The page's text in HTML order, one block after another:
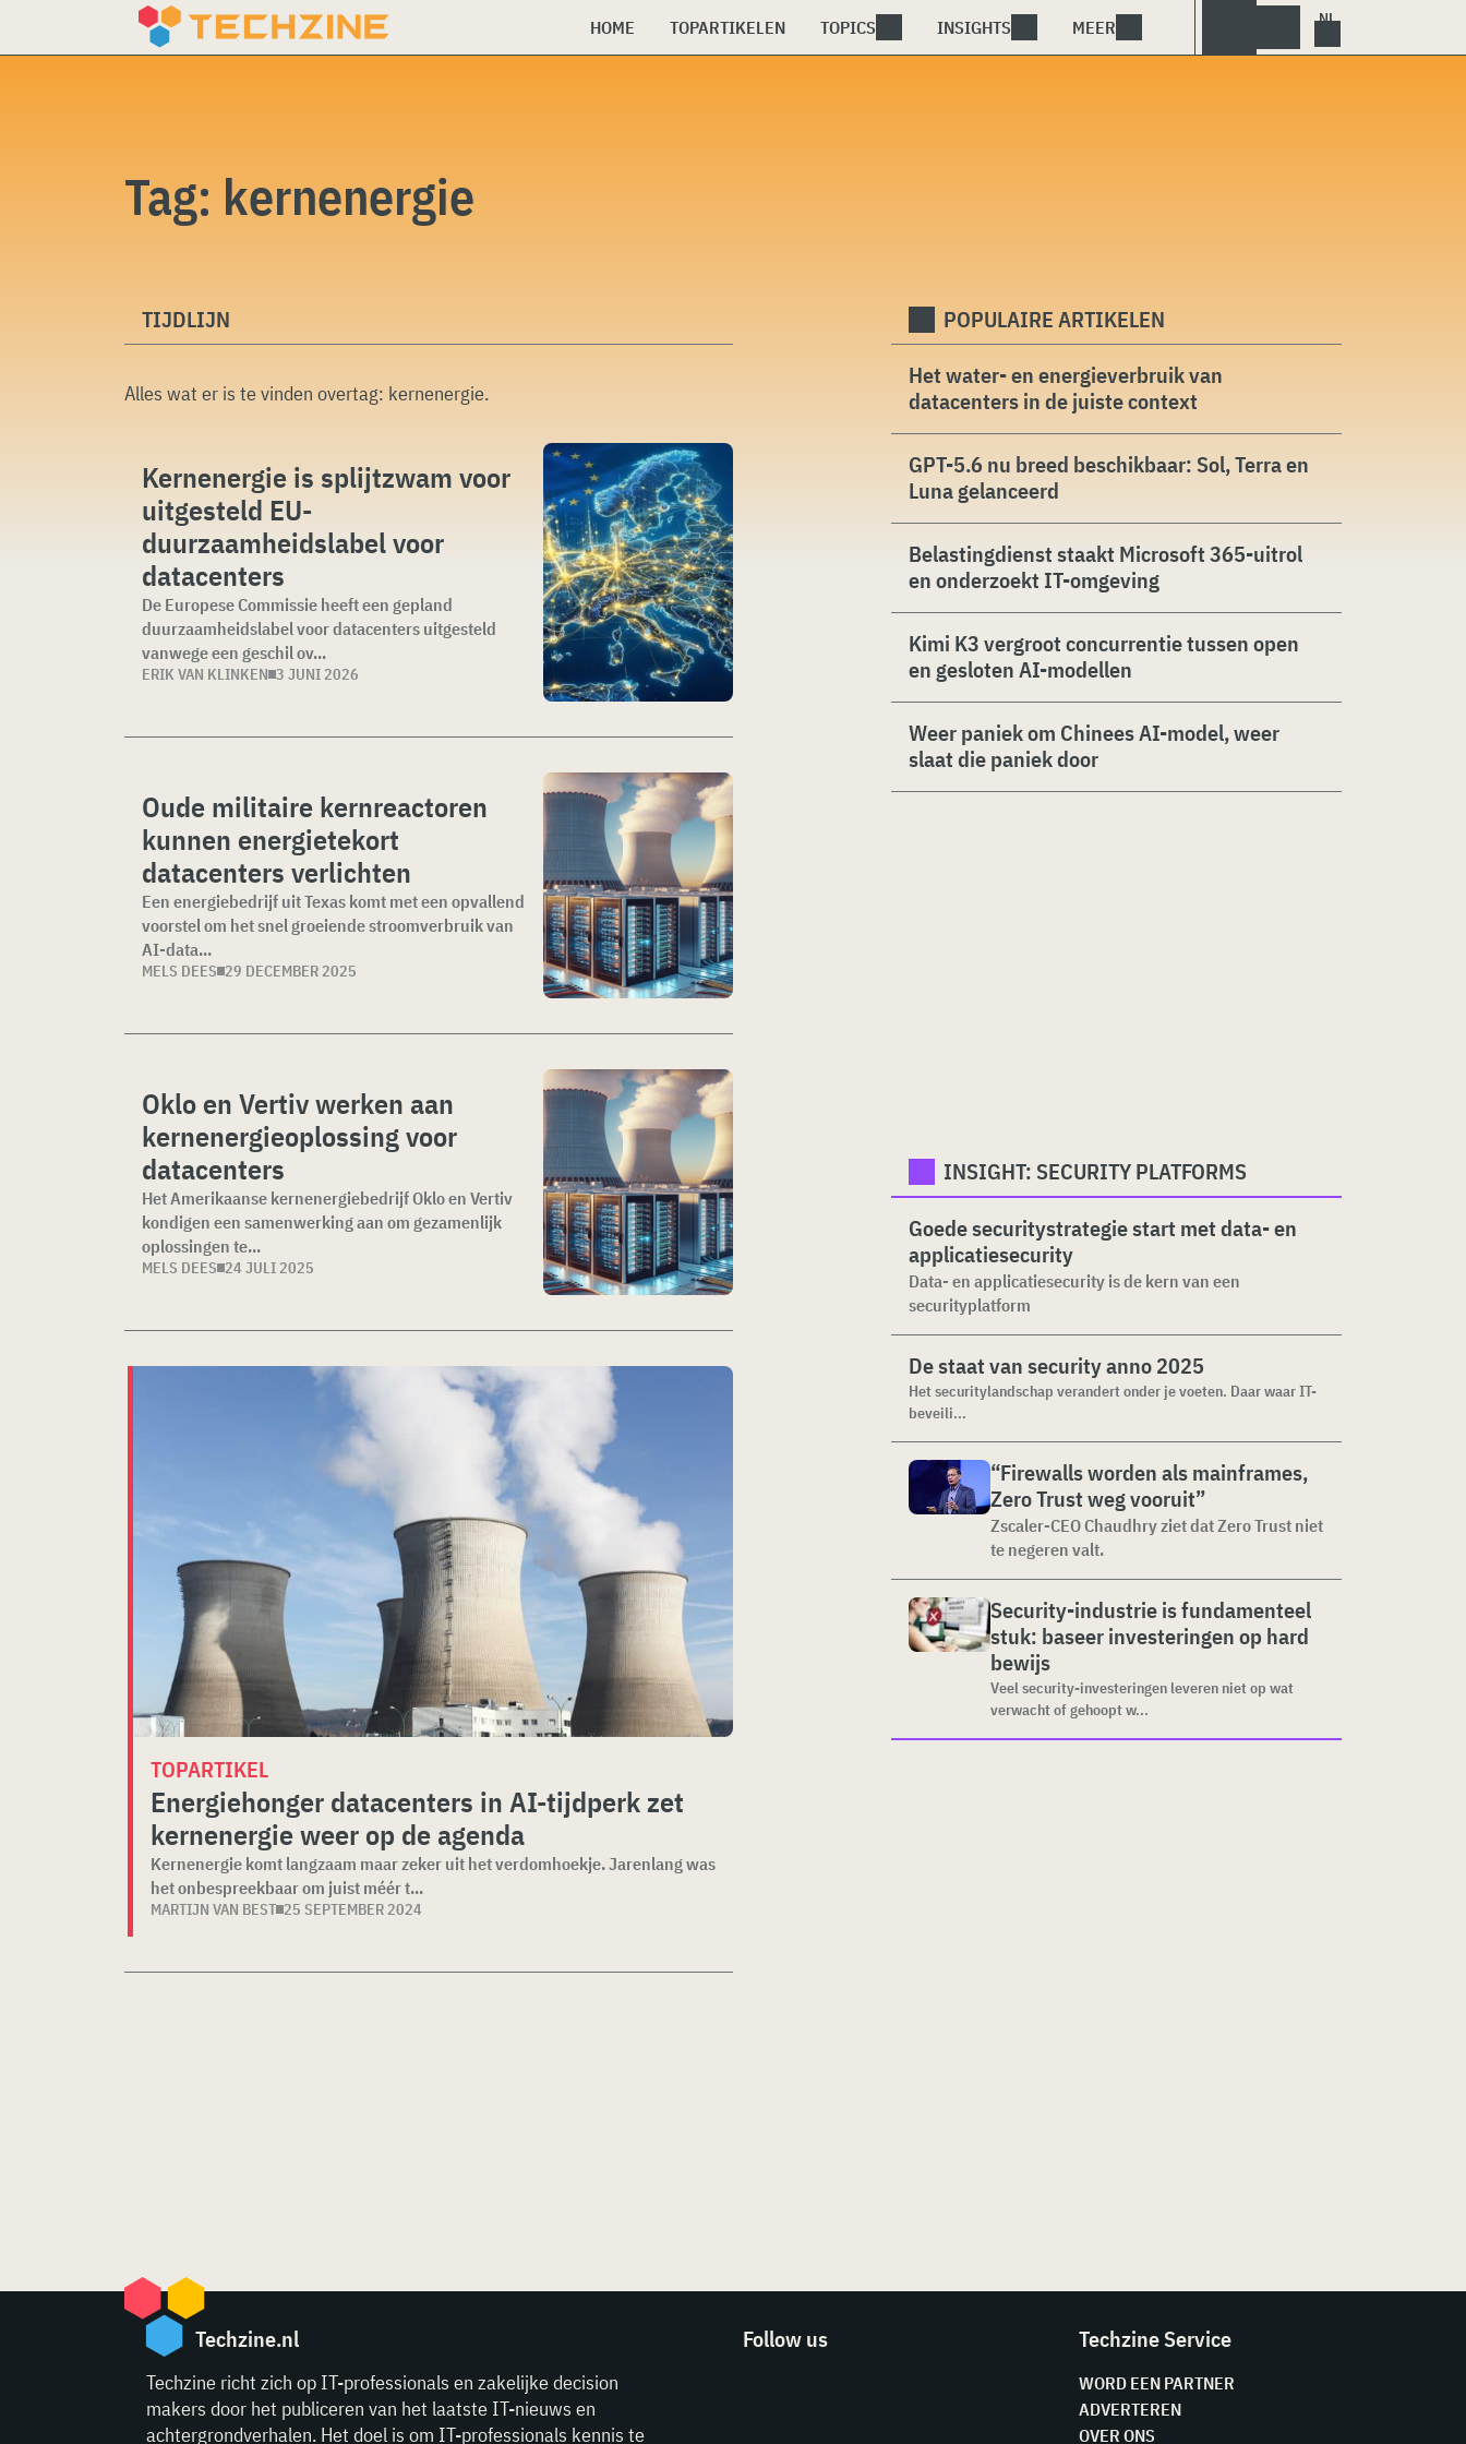
HOME TOPARTIKELEN TOPICS INSIGHTS MEER
Tag: kernenergie
TIJDLIJN
Alles wat er is te vinden overtag: kernenergie.
Kernenergie is splijtzwam voor
uitgesteld EU-
duurzaamheidslabel voor
datacenters
De Europese Commissie heeft een gepland
duurzaamheidslabel voor datacenters uitgesteld
vanwege een geschil ov...
ERIK VAN KLINKEN 3 JUNI 2026
Oude militaire kernreactoren
kunnen energietekort
datacenters verlichten
Een energiebedrijf uit Texas komt met een opvallend
voorstel om het snel groeiende stroomverbruik van
AI-data...
MELS DEES 29 DECEMBER 2025
Oklo en Vertiv werken aan
kernenergieoplossing voor
datacenters
Het Amerikaanse kernenergiebedrijf Oklo en Vertiv
kondigen een samenwerking aan om gezamenlijk
oplossingen te...
MELS DEES 24 JULI 2025
TOPARTIKEL
Energiehonger datacenters in AI-tijdperk zet
kernenergie weer op de agenda
Kernenergie komt langzaam maar zeker uit het verdomhoekje. Jarenlang was
het onbespreekbaar om juist méér t...
MARTIJN VAN BEST 25 SEPTEMBER 2024
POPULAIRE ARTIKELEN
Het water- en energieverbruik van
datacenters in de juiste context
GPT-5.6 nu breed beschikbaar: Sol, Terra en
Luna gelanceerd
Belastingdienst staakt Microsoft 365-uitrol
en onderzoekt IT-omgeving
Kimi K3 vergroot concurrentie tussen open
en gesloten AI-modellen
Weer paniek om Chinees AI-model, weer
slaat die paniek door
INSIGHT: SECURITY PLATFORMS
Goede securitystrategie start met data- en
applicatiesecurity
Data- en applicatiesecurity is de kern van een
securityplatform
De staat van security anno 2025
Het securitylandschap verandert onder je voeten. Daar waar IT-
beveili...
“Firewalls worden als mainframes,
Zero Trust weg vooruit”
Zscaler-CEO Chaudhry ziet dat Zero Trust niet
te negeren valt.
Security-industrie is fundamenteel
stuk: baseer investeringen op hard
bewijs
Veel security-investeringen leveren niet op wat
verwacht of gehoopt w...
Techzine.nl
Techzine richt zich op IT-professionals en zakelijke decision
makers door het publiceren van het laatste IT-nieuws en
achtergrondverhalen. Het doel is om IT-professionals kennis te
Follow us Techzine Service
WORD EEN PARTNER
ADVERTEREN
OVER ONS